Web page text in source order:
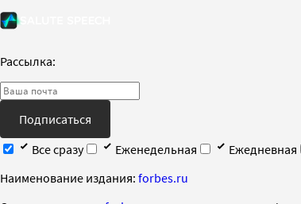
Рассылка:
Подписаться
Все сразу
Еженедельная Ежедневная
Наименование издания: forbes.ru